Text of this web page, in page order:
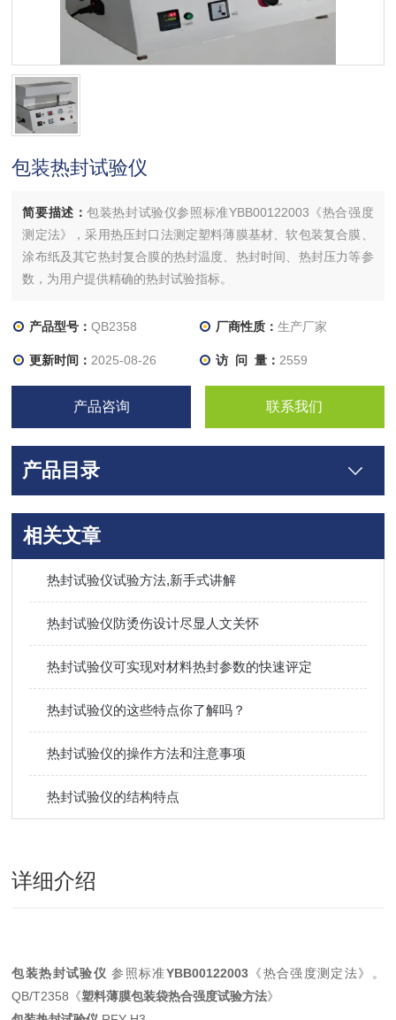
包装热封试验仪
简要描述：包装热封试验仪参照标准YBB00122003《热合强度
测定法》，采用热压封口法测定塑料薄膜基材、软包装复合膜、
涂布纸及其它热封复合膜的热封温度、热封时间、热封压力等参
数，为用户提供精确的热封试验指标。
产品型号：QB2358 厂商性质： 生产厂家
更新时间： 2025-08-26 访 问 量： 2559
产品咨询 联系我们
产品目录
相关文章
热封试验仪试验方法,新手式讲解
热封试验仪防烫伤设计尽显人文关怀
热封试验仪可实现对材料热封参数的快速评定
热封试验仪的这些特点你了解吗？
热封试验仪的操作方法和注意事项
热封试验仪的结构特点
详细介绍
包装热封试验仪参照标准YBB00122003《热合强度测定法》。
QB/T2358《塑料薄膜包装袋热合强度试验方法》